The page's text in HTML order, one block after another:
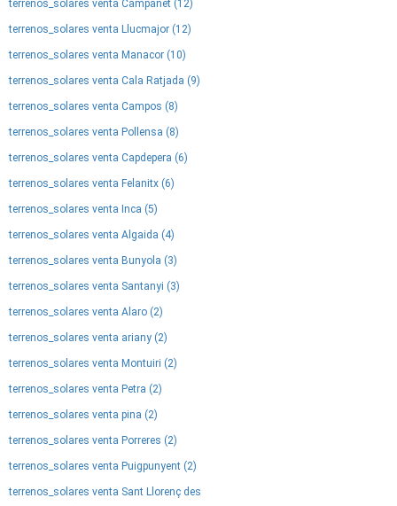
terrenos_solares venta Campanet (12)
terrenos_solares venta Llucmajor (12)
terrenos_solares venta Manacor (10)
terrenos_solares venta Cala Ratjada (9)
terrenos_solares venta Campos (8)
terrenos_solares venta Pollensa (8)
terrenos_solares venta Capdepera (6)
terrenos_solares venta Felanitx (6)
terrenos_solares venta Inca (5)
terrenos_solares venta Algaida (4)
terrenos_solares venta Bunyola (3)
terrenos_solares venta Santanyi (3)
terrenos_solares venta Alaro (2)
terrenos_solares venta ariany (2)
terrenos_solares venta Montuiri (2)
terrenos_solares venta Petra (2)
terrenos_solares venta pina (2)
terrenos_solares venta Porreres (2)
terrenos_solares venta Puigpunyent (2)
terrenos_solares venta Sant Llorenç des